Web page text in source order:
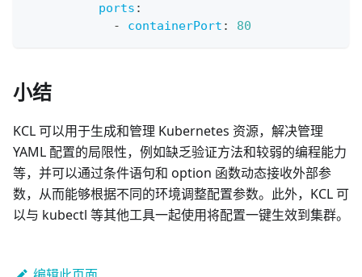
ports :
-
containerPort : 80
小结
KCL 可以用于生成和管理 Kubernetes 资源，解决管理
YAML 配置的局限性，例如缺乏验证方法和较弱的编程能力
等，并可以通过条件语句和 option 函数动态接收外部参
数，从而能够根据不同的环境调整配置参数。此外，KCL 可
以与 kubectl 等其他工具一起使用将配置一键生效到集群。